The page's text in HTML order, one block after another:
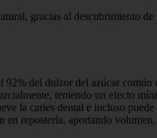
gracias al descubrimiento
92% del dulzor del azúcar común
teniendo un efecto
la caries dental e incluso
en repostería, aportando